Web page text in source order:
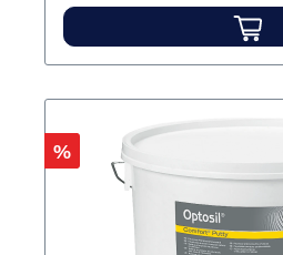
Rabatt
%